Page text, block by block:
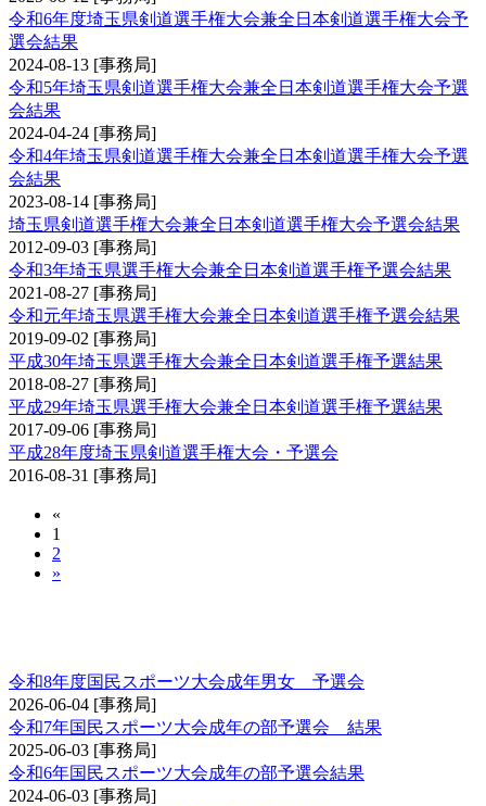
令和6年度埼玉県剣道選手権大会兼全日本剣道選手権大会予
選会結果
2024-08-13 [事務局]
令和5年埼玉県剣道選手権大会兼全日本剣道選手権大会予選
会結果
2024-04-24 [事務局]
令和4年埼玉県剣道選手権大会兼全日本剣道選手権大会予選
会結果
2023-08-14 [事務局]
埼玉県剣道選手権大会兼全日本剣道選手権大会予選会結果
2012-09-03 [事務局]
令和3年埼玉県選手権大会兼全日本剣道選手権予選会結果
2021-08-27 [事務局]
令和元年埼玉県選手権大会兼全日本剣道選手権予選会結果
2019-09-02 [事務局]
平成30年埼玉県選手権大会兼全日本剣道選手権予選結果
2018-08-27 [事務局]
平成29年埼玉県選手権大会兼全日本剣道選手権予選結果
2017-09-06 [事務局]
平成28年度埼玉県剣道選手権大会・予選会
2016-08-31 [事務局]
«
1
2
»
令和8年度国民スポーツ大会成年男女 予選会
2026-06-04 [事務局]
令和7年国民スポーツ大会成年の部予選会 結果
2025-06-03 [事務局]
令和6年国民スポーツ大会成年の部予選会結果
2024-06-03 [事務局]